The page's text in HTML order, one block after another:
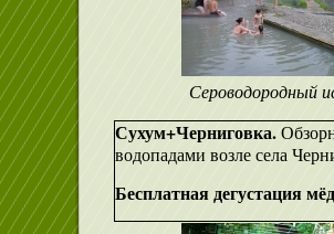
Сероводородный
Сухум+Черниговка.
водопадами возле села
Бесплатная дегустация